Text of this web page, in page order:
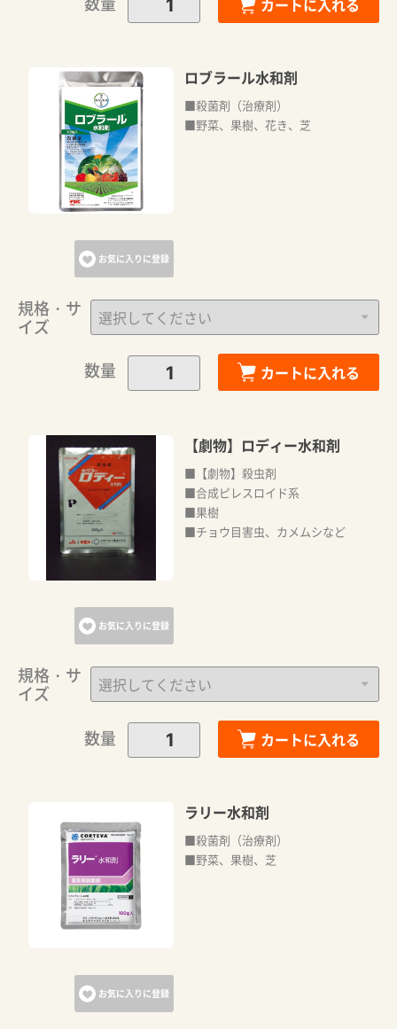
カートに入れる
お気に入りに登録
ロブラール水和剤
■殺菌剤（治療剤）
■野菜、果樹、花き、芝
規格・サ
イズ
数量
カートに入れる
お気に入りに登録
【劇物】ロディー水和剤
■【劇物】殺虫剤
■合成ピレスロイド系
■果樹
■チョウ目害虫、カメムシなど
規格・サ
イズ
数量
カートに入れる
お気に入りに登録
ラリー水和剤
■殺菌剤（治療剤）
■野菜、果樹、芝